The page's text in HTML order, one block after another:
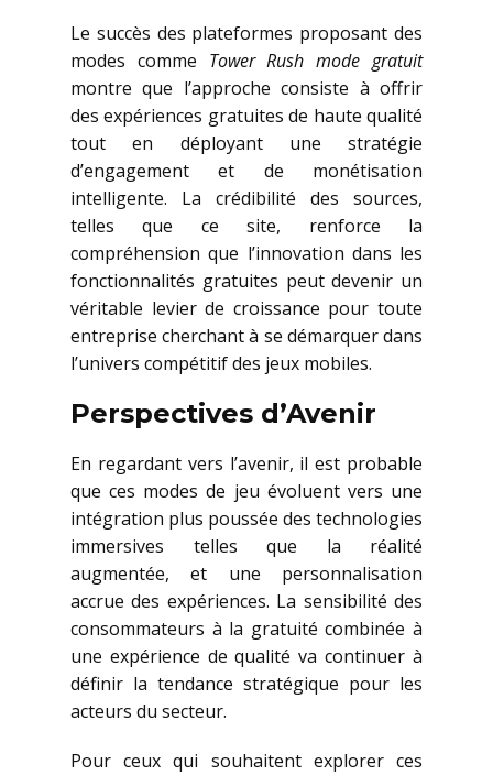
Le succès des plateformes proposant des
modes comme Tower Rush mode gratuit
montre que l’approche consiste à offrir
des expériences gratuites de haute qualité
tout en déployant une stratégie
d’engagement et de monétisation
intelligente. La crédibilité des sources,
telles que ce site, renforce la
compréhension que l’innovation dans les
fonctionnalités gratuites peut devenir un
véritable levier de croissance pour toute
entreprise cherchant à se démarquer dans
l’univers compétitif des jeux mobiles.
Perspectives d’Avenir
En regardant vers l’avenir, il est probable
que ces modes de jeu évoluent vers une
intégration plus poussée des technologies
immersives telles que la réalité
augmentée, et une personnalisation
accrue des expériences. La sensibilité des
consommateurs à la gratuité combinée à
une expérience de qualité va continuer à
définir la tendance stratégique pour les
acteurs du secteur.
Pour ceux qui souhaitent explorer ces